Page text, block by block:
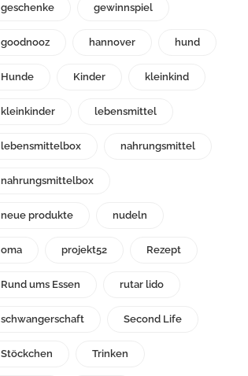
geschenke gewinnspiel
goodnooz hannover hund
Hunde Kinder kleinkind
kleinkinder lebensmittel
lebensmittelbox nahrungsmittel
nahrungsmittelbox
neue produkte nudeln
oma projekt52 Rezept
Rund ums Essen rutar lido
schwangerschaft Second Life
Stöckchen Trinken